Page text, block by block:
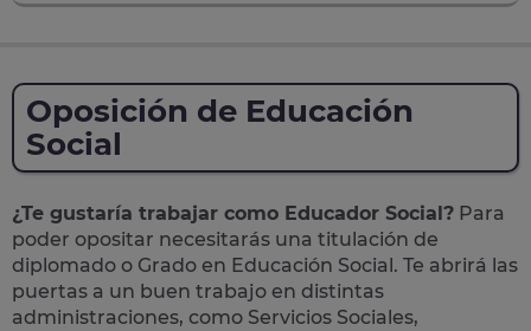
Oposición de Educación
Social
¿Te gustaría trabajar como Educador Social? Para
poder opositar necesitarás una titulación de
diplomado o Grado en Educación Social. Te abrirá las
puertas a un buen trabajo en distintas
administraciones, como Servicios Sociales,